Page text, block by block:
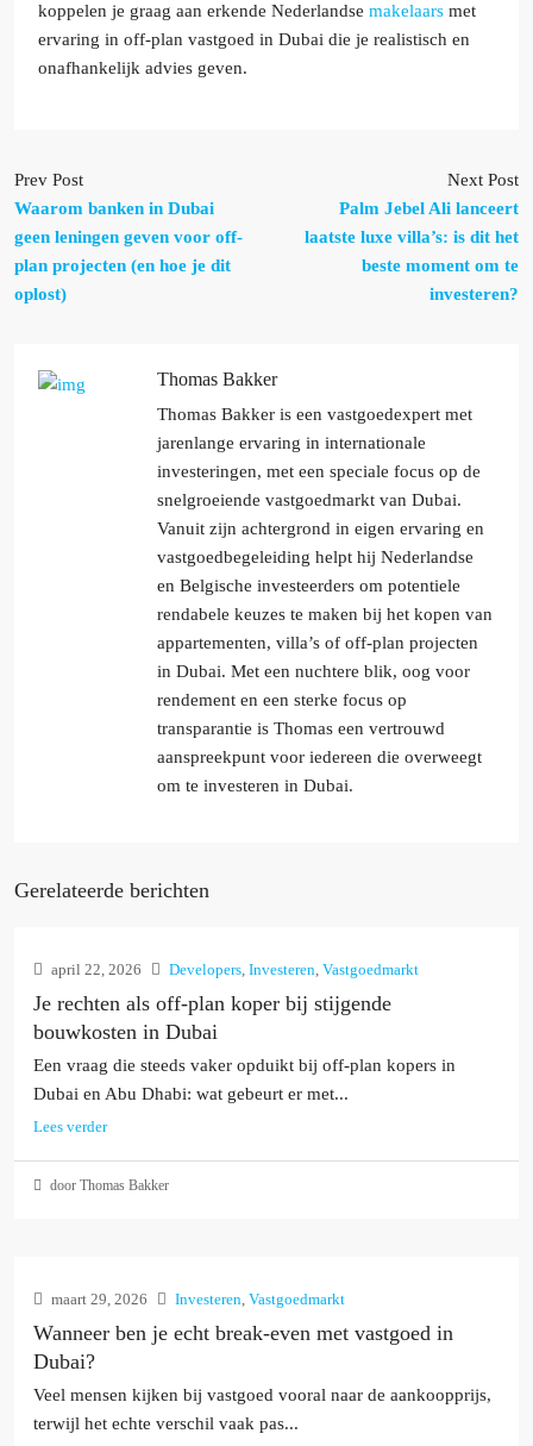
koppelen je graag aan erkende Nederlandse makelaars met
ervaring in off-plan vastgoed in Dubai die je realistisch en
onafhankelijk advies geven.
Prev Post
Waarom banken in Dubai
geen leningen geven voor off-
plan projecten (en hoe je dit
oplost)
Next Post
Palm Jebel Ali lanceert
laatste luxe villa’s: is dit het
beste moment om te
investeren?
Thomas Bakker
Thomas Bakker is een vastgoedexpert met
jarenlange ervaring in internationale
investeringen, met een speciale focus op de
snelgroeiende vastgoedmarkt van Dubai.
Vanuit zijn achtergrond in eigen ervaring en
vastgoedbegeleiding helpt hij Nederlandse
en Belgische investeerders om potentiele
rendabele keuzes te maken bij het kopen van
appartementen, villa’s of off-plan projecten
in Dubai. Met een nuchtere blik, oog voor
rendement en een sterke focus op
transparantie is Thomas een vertrouwd
aanspreekpunt voor iedereen die overweegt
om te investeren in Dubai.
Gerelateerde berichten
april 22, 2026 Developers, Investeren, Vastgoedmarkt
Je rechten als off-plan koper bij stijgende
bouwkosten in Dubai
Een vraag die steeds vaker opduikt bij off-plan kopers in
Dubai en Abu Dhabi: wat gebeurt er met...
Lees verder
door Thomas Bakker
maart 29, 2026 Investeren, Vastgoedmarkt
Wanneer ben je echt break-even met vastgoed in
Dubai?
Veel mensen kijken bij vastgoed vooral naar de aankoopprijs,
terwijl het echte verschil vaak pas...